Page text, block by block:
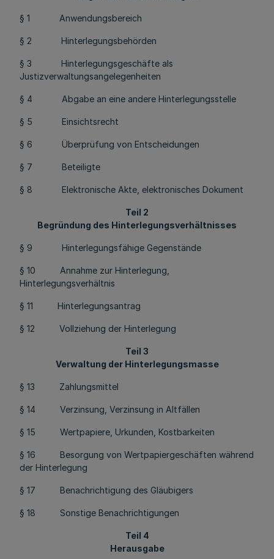
§ 1 Anwendungsbereich
§ 2 Hinterlegungsbehörden
§ 3 Hinterlegungsgeschäfte als
Justizverwaltungsangelegenheiten
§ 4 Abgabe an eine andere Hinterlegungsstelle
§ 5 Einsichtsrecht
§ 6 Überprüfung von Entscheidungen
§ 7 Beteiligte
§ 8 Elektronische Akte, elektronisches Dokument
Teil 2
Begründung des Hinterlegungsverhältnisses
§ 9 Hinterlegungsfähige Gegenstände
§ 10 Annahme zur Hinterlegung,
Hinterlegungsverhältnis
§ 11 Hinterlegungsantrag
§ 12 Vollziehung der Hinterlegung
Teil 3
Verwaltung der Hinterlegungsmasse
§ 13 Zahlungsmittel
§ 14 Verzinsung, Verzinsung in Altfällen
§ 15 Wertpapiere, Urkunden, Kostbarkeiten
§ 16 Besorgung von Wertpapiergeschäften während
der Hinterlegung
§ 17 Benachrichtigung des Gläubigers
§ 18 Sonstige Benachrichtigungen
Teil 4
Herausgabe